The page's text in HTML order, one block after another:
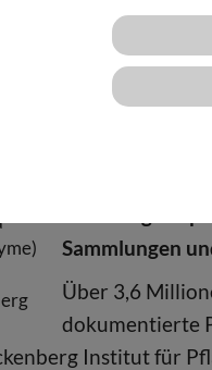
in der
das Konzept
Sammlungen
Über 3,6
dokumentierte
Institut für